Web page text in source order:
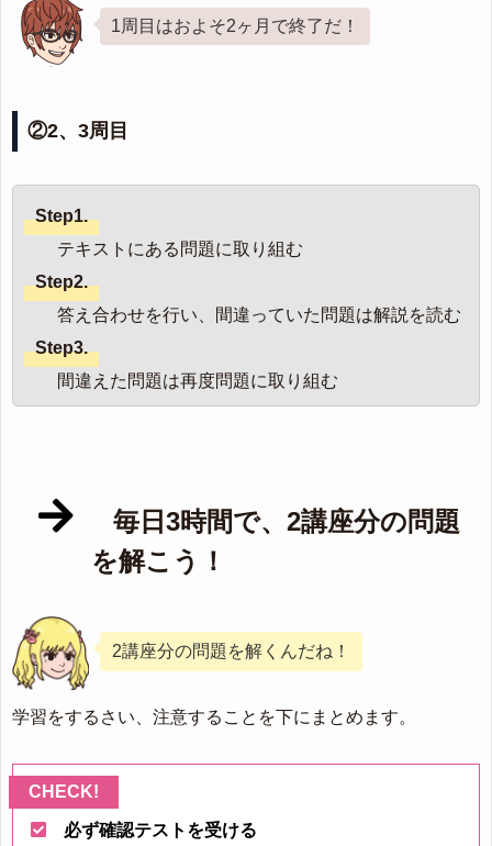
1周目はおよそ2ヶ月で終了だ！
②2、3周目
Step1.
テキストにある問題に取り組む
Step2.
答え合わせを行い、間違っていた問題は解説を読む
Step3.
間違えた問題は再度問題に取り組む
毎日3時間で、2講座分の問題
を解こう！
2講座分の問題を解くんだね！
学習をするさい、注意することを下にまとめます。
必ず確認テストを受ける